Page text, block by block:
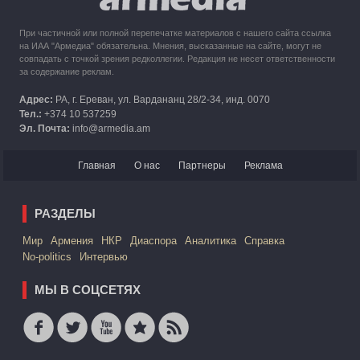
При частичной или полной перепечатке материалов с нашего сайта ссылка
на ИАА "Армедиа" обязательна. Мнения, высказанные на сайте, могут не
совпадать с точкой зрения редколлегии. Редакция не несет ответственности
за содержание реклам.
Адрес: РА, г. Ереван, ул. Вардананц 28/2-34, инд. 0070
Тел.: +374 10 537259
Эл. Почта: info@armedia.am
Главная О нас Партнеры Реклама
РАЗДЕЛЫ
Mир Армения НКР Диаспора Аналитика
Справка
No-politics
Интервью
МЫ В СОЦСЕТЯХ